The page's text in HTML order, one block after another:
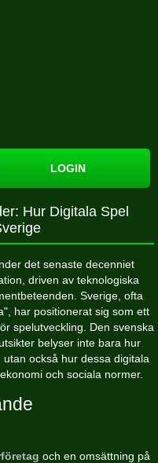
LOGIN
Hur Digitala Spel
det senaste decenniet
driven av teknologiska
Sverige, ofta
har positionerat sig som ett
spelutveckling. Den svenska
belyser inte bara hur
också hur dessa digitala
och sociala normer.
och en omsättning på